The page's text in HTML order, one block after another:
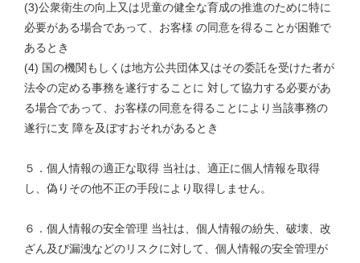
(3)公衆衛生の向上又は児童の健全な育成の推進のために特に
必要がある場合であって、お客様 の同意を得ることが困難で
あるとき
(4) 国の機関もしくは地方公共団体又はその委託を受けた者が
法令の定める事務を遂行することに 対して協力する必要があ
る場合であって、お客様の同意を得ることにより当該事務の
遂行に支 障を及ぼすおそれがあるとき
５．個人情報の適正な取得 当社は、適正に個人情報を取得
し、偽りその他不正の手段により取得しません。
６．個人情報の安全管理 当社は、個人情報の紛失、破壊、改
ざん及び漏洩などのリスクに対して、個人情報の安全管理が